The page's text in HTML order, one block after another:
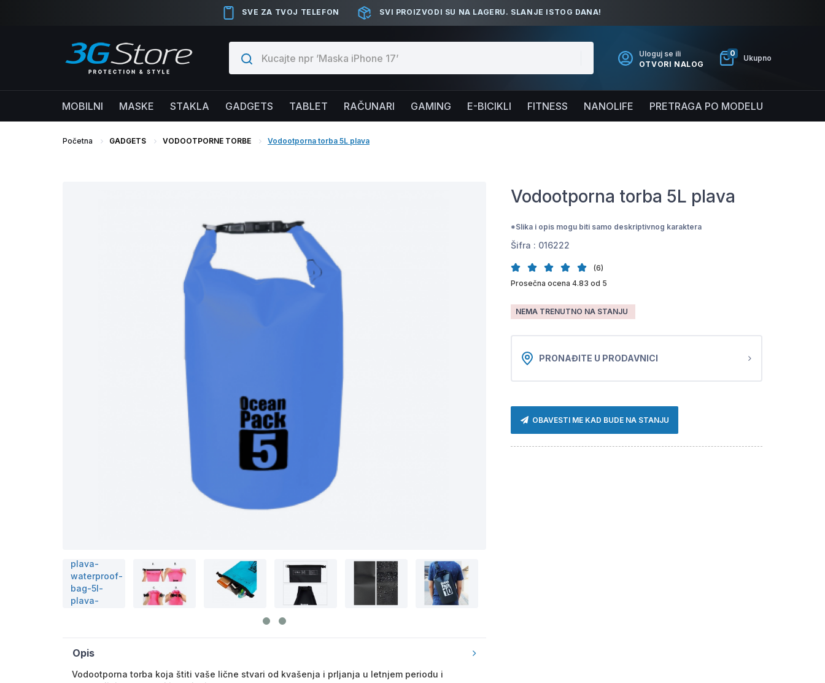
SVE ZA TVOJ TELEFON SVI PROIZVODI SU NA LAGERU. SLANJE ISTOG DANA!
Uloguj se ili
OTVORI NALOG
0
Ukupno
MOBILNI MASKE STAKLA GADGETS TABLET RAČUNARI GAMING E-BICIKLI FITNESS NANOLIFE PRETRAGA PO MODELU
Početna GADGETS VODOOTPORNE TORBE Vodootporna torba 5L plava
Opis
Vodootporna torba koja štiti vaše lične stvari od kvašenja i prljanja u letnjem periodu i
Vodootporna torba 5L plava
*Slika i opis mogu biti samo deskriptivnog karaktera
Šifra : 016222
(6)
Prosečna ocena 4.83 od 5
NEMA TRENUTNO NA STANJU
PRONAĐITE U PRODAVNICI
OBAVESTI ME KAD BUDE NA STANJU